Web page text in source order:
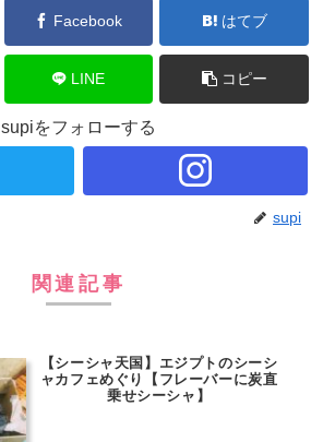
Facebook はてブ
LINE コピー
supiをフォローする
supi
関連記事
【シーシャ天国】エジプトのシーシ
ャカフェめぐり【フレーバーに炭直
乗せシーシャ】